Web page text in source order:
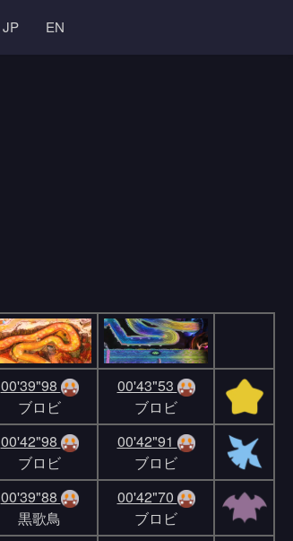
JP EN
00'39"98
ブロビ
00'43"53
ブロビ
00'42"98
ブロビ
00'42"91
ブロビ
00'39"88
黒歌鳥
00'42"70
ブロビ